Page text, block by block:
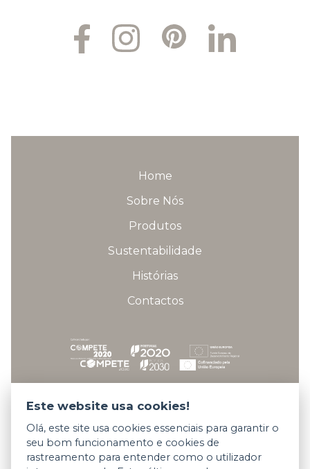
Home
Sobre Nós
Produtos
Sustentabilidade
Histórias
Contactos
Copyright © 2026 Somani All rights reserved.
Este website usa cookies!
Olá, este site usa cookies essenciais para garantir o
seu bom funcionamento e cookies de
rastreamento para entender como o utilizador